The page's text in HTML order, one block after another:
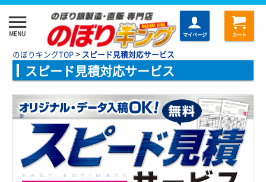
menu
MENU マイページ カート
のぼりキングTOP> スピード見積対応サービス
スピード見積対応サービス